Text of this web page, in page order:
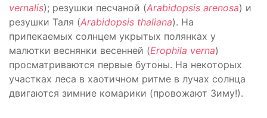
vernalis); резушки песчаной (Arabidopsis arenosa) и
резушки Таля (Arabidopsis thaliana). На
припекаемых солнцем укрытых полянках у
малютки веснянки весенней (Erophila verna)
просматриваются первые бутоны. На некоторых
участках леса в хаотичном ритме в лучах солнца
двигаются зимние комарики (провожают Зиму!).